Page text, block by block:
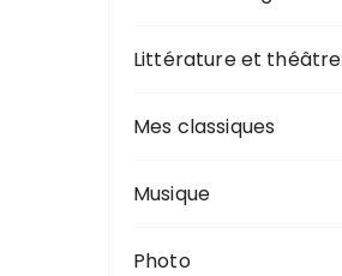
Littérature et théâtre
Mes classiques
Musique
Photo